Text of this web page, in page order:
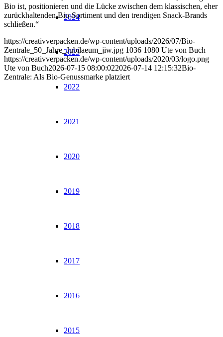
2024
2023
2022
2021
2020
2019
2018
2017
2016
2015
Bio ist, positionieren und die Lücke zwischen dem klassischen, eher
zurückhaltenden Bio-Sortiment und den trendigen Snack-Brands
schließen.“
https://creativverpacken.de/wp-content/uploads/2026/07/Bio-
Zentrale_50_Jahre_Jubilaeum_jiw.jpg 1036 1080 Ute von Buch
https://creativverpacken.de/wp-content/uploads/2020/03/logo.png
Ute von Buch2026-07-15 08:00:022026-07-14 12:15:32Bio-
Zentrale: Als Bio-Genussmarke platziert